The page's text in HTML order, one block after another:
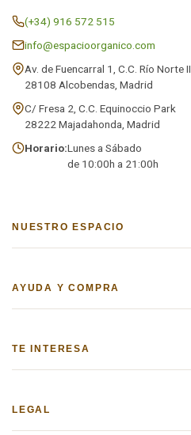
(+34) 916 572 515
info@espacioorganico.com
Av. de Fuencarral 1, C.C. Río Norte II
28108 Alcobendas, Madrid
C/ Fresa 2, C.C. Equinoccio Park
28222 Majadahonda, Madrid
Horario:Lunes a Sábado
de 10:00h a 21:00h
NUESTRO ESPACIO
AYUDA Y COMPRA
TE INTERESA
LEGAL